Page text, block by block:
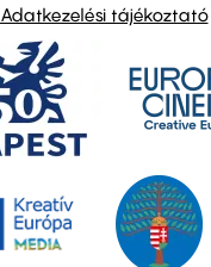
Adatkezelési tájékoztató